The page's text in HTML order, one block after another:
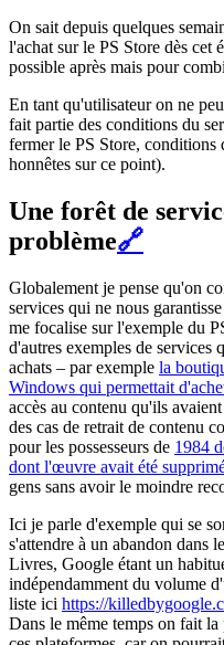
On sait depuis quelques
l'achat sur le PS Store dès cet
possible après mais pour
En tant qu'utilisateur on ne
fait partie des conditions du
fermer le PS Store, conditions
honnêtes sur ce point).
Une forêt de
problème🔗
Globalement je pense qu'on
services qui ne nous
me focalise sur l'exemple du
d'autres exemples de services
achats – par exemple la
Windows qui permettait
accès au contenu qu'ils
des cas de retrait de contenu
pour les possesseurs de 1984
dont l'œuvre avait été
gens sans avoir le moindre
Ici je parle d'exemple qui se
s'attendre à un abandon dans
Livres, Google étant un
indépendamment du volume
liste ici https://
Dans le même temps on fait